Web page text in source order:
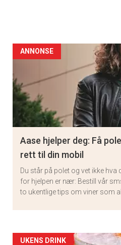
ANNONSE
Aase hjelper deg: Få
rett til din mobil
Du står på polet og vet ikke hva
for hjelpen er nær: Bestill vår
to ukentlige tips om viner som
UKENS DRINK